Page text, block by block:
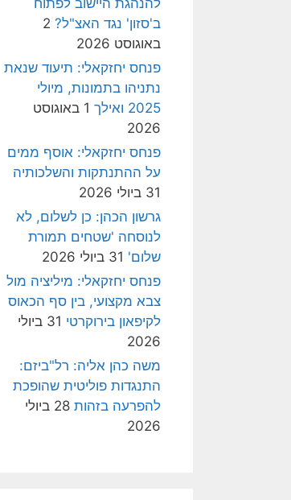
להנהגת היישוב לפתוח
ב'סזון' נגד האצ"ל? 2
באוגוסט 2026
פנחס יחזקאלי: תיעוד שנאת
נתניהו בתמונות, מיולי
2025 ואילך
1 באוגוסט
2026
פנחס יחזקאלי: אוסף ממים
על ההתנתקות והשלכותיה
31 ביולי 2026
גרשון הכהן: כן לשלום, לא
לנוסחה 'שטחים תמורת
שלום' 31 ביולי 2026
פנחס יחזקאלי: מיליציה מול
צבא מקצועי, בין סף הכאוס
לקיפאון בירוקרטי
31 ביולי
2026
משה כהן אליה: רל"ביזם:
התנגדות פוליטית שהופכת
להפרעה בזהות
28 ביולי
2026